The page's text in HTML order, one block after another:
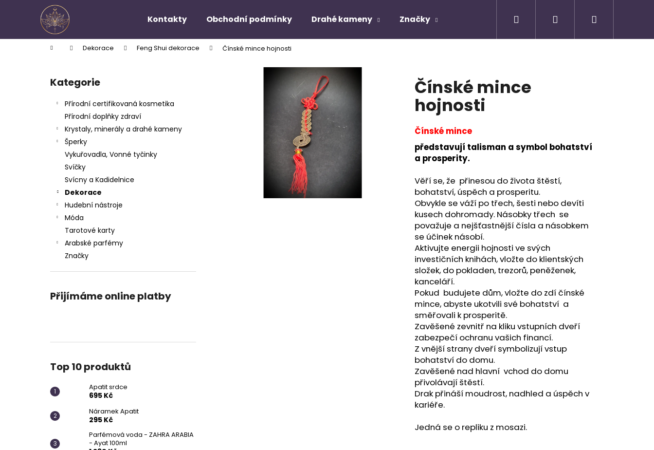
Kontakty Obchodní podmínky Drahé kameny Značky Přihlášení
Domů Dekorace Feng Shui dekorace Čínské mince hojnosti
Přeskočit
kategorie
Kategorie
Přírodní certifikovaná kosmetika
Přírodní doplňky zdraví
Krystaly, minerály a drahé kameny
Šperky
Vykuřovadla, Vonné tyčinky
Svíčky
Svícny a Kadidelnice
Dekorace
Hudební nástroje
Móda
Tarotové karty
Arabské parfémy
Značky
Přijímáme online platby
Top 10 produktů
Apatit srdce
695 Kč
Náramek Apatit
295 Kč
Parfémová voda - ZAHRA ARABIA
- Ayat 100ml
Čínské mince
hojnosti
Čínské mince
představují talisman a symbol bohatství
a prosperity.
Věří se, že přinesou do života štěstí,
bohatství, úspěch a prosperitu.
Obvykle se váží po třech, šesti nebo devíti
kusech dohromady. Násobky třech se
považuje a nejšťastnější čísla a násobkem
se účinek násobí.
Aktivujte energii hojnosti ve svých
investičních knihách, vložte do klientských
složek, do pokladen, trezorů, peněženek,
kanceláří.
Pokud budujete dům, vložte do zdí čínské
mince, abyste ukotvili své bohatství a
směřovali k prosperitě.
Zavěšené zevnitř na kliku vstupních dveří
zabezpečí ochranu vašich financí.
Z vnější strany dveří symbolizují vstup
bohatství do domu.
Zavěšené nad hlavní vchod do domu
přivolávají štěstí.
Drak přináší moudrost, nadhled a úspěch v
kariéře.
Jedná se o repliku z mosazi.
í
Zpět
do
Zpět
do
Co potřebujete najít?
Doporučujeme
APATIT SRDCE
695 Kč
PARFÉMOVÁ VODA - ZAHRA ARABIA -
AYAT 100ML